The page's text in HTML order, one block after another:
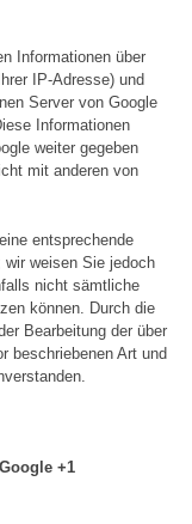
Informationen über
IP-Adresse) und
Server von Google
Informationen
weiter gegeben
mit anderen von
entsprechende
wir weisen Sie jedoch
nicht sämtliche
können. Durch die
Bearbeitung der über
beschriebenen Art und
+1